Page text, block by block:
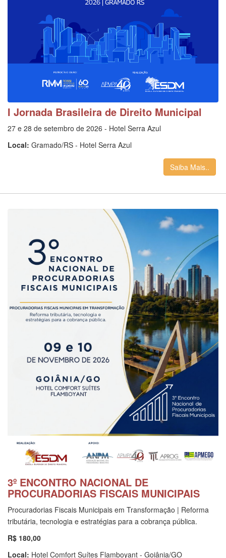
I Jornada Brasileira de Direito Municipal
27 e 28 de setembro de 2026 - Hotel Serra Azul
Local: Gramado/RS - Hotel Serra Azul
Saiba Mais..
3º ENCONTRO NACIONAL DE
PROCURADORIAS FISCAIS MUNICIPAIS
Procuradorias Fiscais Municipais em Transformação | Reforma
tributária, tecnologia e estratégias para a cobrança pública.
R$ 180,00
Local: Hotel Comfort Suítes Flamboyant - Goiânia/GO